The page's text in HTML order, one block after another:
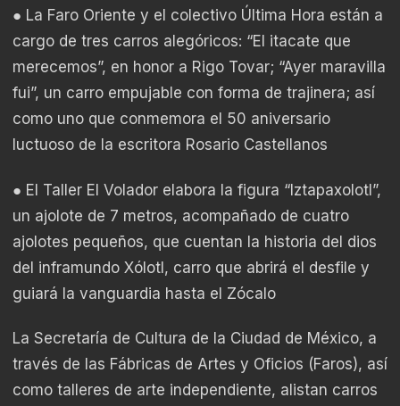
● La Faro Oriente y el colectivo Última Hora están a
cargo de tres carros alegóricos: “El itacate que
merecemos”, en honor a Rigo Tovar; “Ayer maravilla
fui”, un carro empujable con forma de trajinera; así
como uno que conmemora el 50 aniversario
luctuoso de la escritora Rosario Castellanos
● El Taller El Volador elabora la figura “Iztapaxolotl”,
un ajolote de 7 metros, acompañado de cuatro
ajolotes pequeños, que cuentan la historia del dios
del inframundo Xólotl, carro que abrirá el desfile y
guiará la vanguardia hasta el Zócalo
La Secretaría de Cultura de la Ciudad de México, a
través de las Fábricas de Artes y Oficios (Faros), así
como talleres de arte independiente, alistan carros